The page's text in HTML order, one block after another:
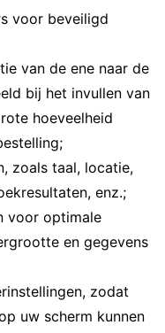
voor beveiligd
van de ene naar de
bij het invullen van
hoeveelheid
zoals taal, locatie,
enz.;
voor optimale
en gegevens
zodat
uw scherm kunnen